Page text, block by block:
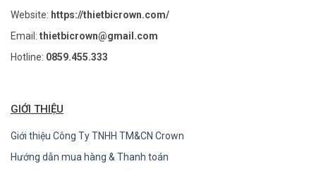
Website: https://thietbicrown.com/
Email: thietbicrown@gmail.com
Hotline: 0859.455.333
GIỚI THIỆU
Giới thiệu Công Ty TNHH TM&CN Crown
Hướng dẫn mua hàng & Thanh toán